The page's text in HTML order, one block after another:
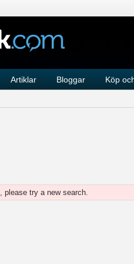
Artiklar Bloggar Köp
please try a new search.